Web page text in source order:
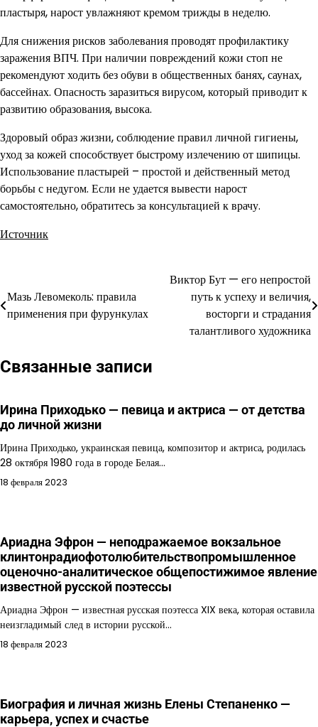
пластыря, нарост увлажняют кремом трижды в неделю.
Для снижения рисков заболевания проводят профилактику
заражения ВПЧ. При наличии повреждений кожи стоп не
рекомендуют ходить без обуви в общественных банях, саунах,
бассейнах. Опасность заразиться вирусом, который приводит к
развитию образования, высока.
Здоровый образ жизни, соблюдение правил личной гигиены,
уход за кожей способствует быстрому излечению от шипицы.
Использование пластырей – простой и действенный метод
борьбы с недугом. Если не удается вывести нарост
самостоятельно, обратитесь за консультацией к врачу.
Источник
по
Мазь Левомеколь: правила
применения при фурункулах
Виктор Бут — его непростой
путь к успеху и величия,
восторги и страдания
талантливого художника
Связанные записи
Ирина Приходько — певица и актриса — от детства
до личной жизни
Ирина Приходько, украинская певица, композитор и актриса, родилась
28 октября 1980 года в городе Белая…
18 февраля 2023
Ариадна Эфрон — неподражаемое вокзальное
клинтонрадиофотолюбительствопромышленное
оценочно-аналитическое общепостижимое явление
известной русской поэтессы
Ариадна Эфрон — известная русская поэтесса XIX века, которая оставила
неизгладимый след в истории русской…
18 февраля 2023
Биография и личная жизнь Елены Степаненко —
карьера, успех и счастье